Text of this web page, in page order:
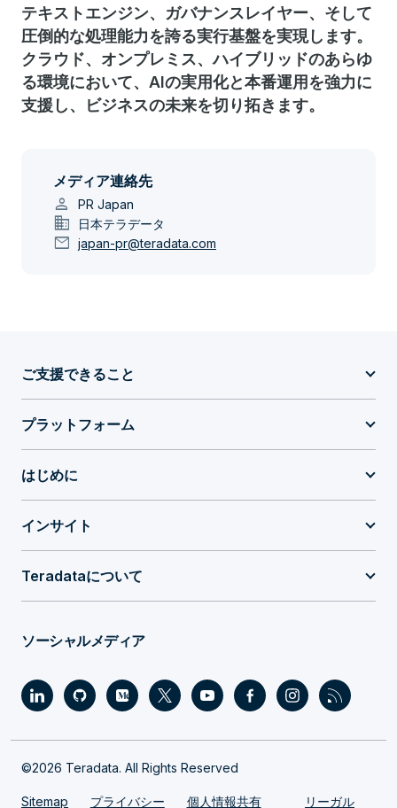
テキストエンジン、ガバナンスレイヤー、そして
圧倒的な処理能力を誇る実行基盤を実現します。
クラウド、オンプレミス、ハイブリッドのあらゆ
る環境において、AIの実用化と本番運用を強力に
支援し、ビジネスの未来を切り拓きます。
メディア連絡先
person PR Japan
domain 日本テラデータ
mail japan-pr@teradata.com
ご支援できること
プラットフォーム
はじめに
インサイト
Teradataについて
ソーシャルメディア
©2026 Teradata. All Rights Reserved
Sitemap プライバシー 個人情報共有 リーガル